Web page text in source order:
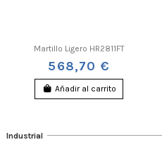
Martillo Ligero HR2811FT
568,70 €
Añadir al carrito
Industrial